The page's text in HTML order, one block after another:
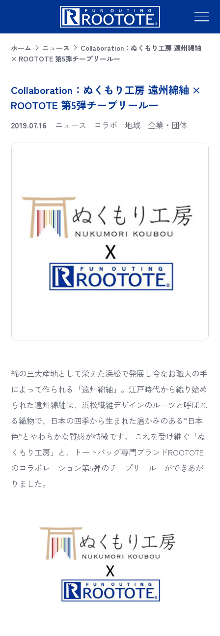
ホーム ニュース
Collaboration：ぬくもり工房 遠州綿紬
× ROOTOTE 第5弾チープリールー
Collaboration：ぬくもり工房 遠州綿紬 ×
ROOTOTE 第5弾チープリールー
2019.07.16 ニュース コラボ 地域 企業・団体
綿の三大産地として栄えた浜松で発展し今なお職人の手
によって作られる「遠州綿紬」。江戸時代から織り始め
られた遠州綿紬は、浜松繊維デザインのルーツと呼ばれ
る織物で、日本の四季から生まれた温かみのある“日本
色”とやわらかな質感が特徴です。 これを受け継ぐ「ぬ
くもり工房」と、トートバッグ専門ブランドROOTOTE
のコラボレーション第5弾のチープリールーができあが
りました。